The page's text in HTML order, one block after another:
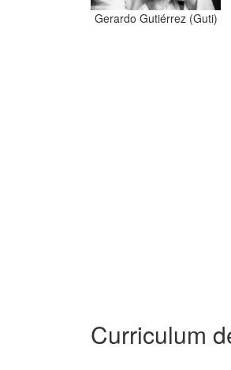
Gerardo Gutiérrez (Guti)
Curriculum